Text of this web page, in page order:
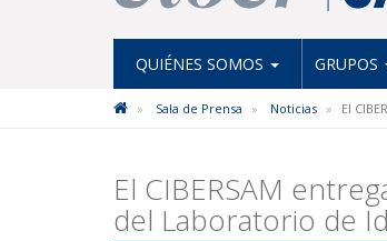
QUIÉNES SOMOS GRUPOS
Sala de Prensa Noticias El
El CIBERSAM
del Laboratorio de